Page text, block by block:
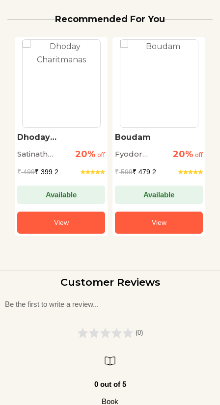
Recommended For You
Dhoday
Satinath
20% off
₹499₹ 399.2
Available
View
Boudam
Fyodor
20% off
₹599₹ 479.2
Available
View
Customer Reviews
Be the first to write a review...
(0)
0 out of 5
Book